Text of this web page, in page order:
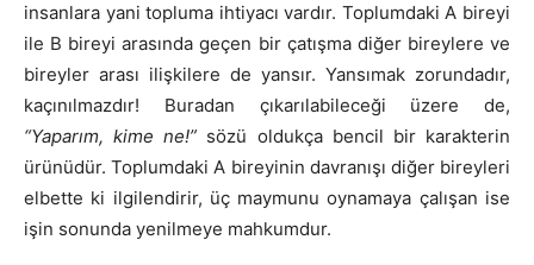
insanlara yani topluma ihtiyacı vardır. Toplumdaki A bireyi
ile B bireyi arasında geçen bir çatışma diğer bireylere ve
bireyler arası ilişkilere de yansır. Yansımak zorundadır,
kaçınılmazdır! Buradan çıkarılabileceği üzere de,
“Yaparım, kime ne!” sözü oldukça bencil bir karakterin
ürünüdür. Toplumdaki A bireyinin davranışı diğer bireyleri
elbette ki ilgilendirir, üç maymunu oynamaya çalışan ise
işin sonunda yenilmeye mahkumdur.